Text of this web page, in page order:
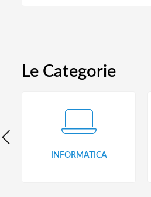
Le Categorie
INFORMATICA